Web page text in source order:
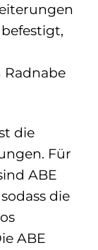
die
Für
ABE
die
ABE